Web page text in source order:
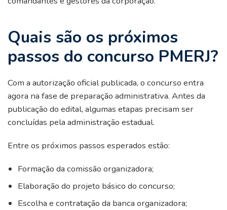
Quais são os próximos
passos do concurso PMERJ?
Com a autorização oficial publicada, o concurso entra
agora na fase de preparação administrativa. Antes da
publicação do edital, algumas etapas precisam ser
concluídas pela administração estadual.
Entre os próximos passos esperados estão:
Formação da comissão organizadora;
Elaboração do projeto básico do concurso;
Escolha e contratação da banca organizadora;